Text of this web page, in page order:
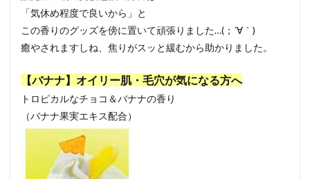
「気休め程度で良いから」と
この香りのグッズを傍に置いて頑張りました…(；´∀｀)
癒やされますしね、焦りがスッと緩むから助かりました。
【バナナ】オイリー肌・毛穴が気になる方へ
トロピカルなチョコ＆バナナの香り
（バナナ果実エキス配合）